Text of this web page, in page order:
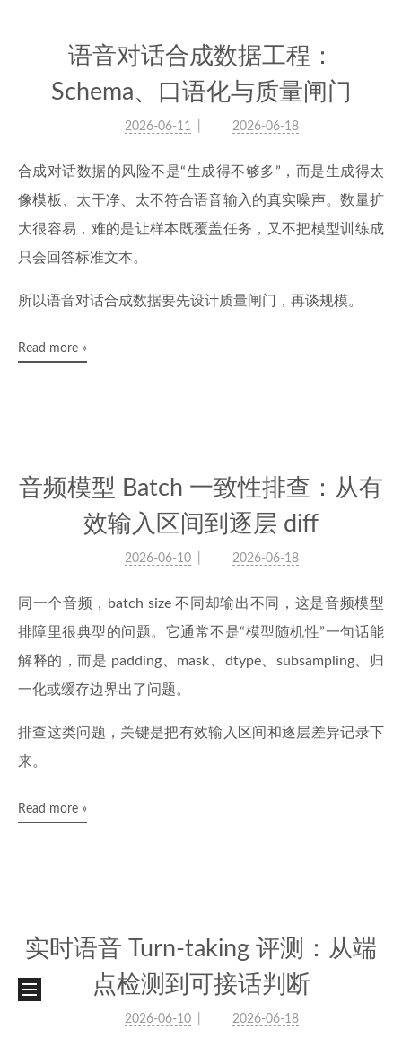
语音对话合成数据工程：
Schema、口语化与质量闸门
2026-06-11 2026-06-18
合成对话数据的风险不是“生成得不够多”，而是生成得太
像模板、太干净、太不符合语音输入的真实噪声。数量扩
大很容易，难的是让样本既覆盖任务，又不把模型训练成
只会回答标准文本。
所以语音对话合成数据要先设计质量闸门，再谈规模。
Read more »
音频模型 Batch 一致性排查：从有
效输入区间到逐层 diff
2026-06-10 2026-06-18
同一个音频，batch size 不同却输出不同，这是音频模型
排障里很典型的问题。它通常不是“模型随机性”一句话能
解释的，而是 padding、mask、dtype、subsampling、归
一化或缓存边界出了问题。
排查这类问题，关键是把有效输入区间和逐层差异记录下
来。
Read more »
实时语音 Turn-taking 评测：从端
点检测到可接话判断
2026-06-10 2026-06-18